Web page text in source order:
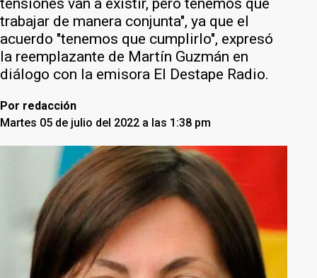
tensiones van a existir, pero tenemos que
trabajar de manera conjunta", ya que el
acuerdo "tenemos que cumplirlo", expresó
la reemplazante de Martín Guzmán en
diálogo con la emisora El Destape Radio.
Por redacción
Martes 05 de julio del 2022 a las 1:38 pm